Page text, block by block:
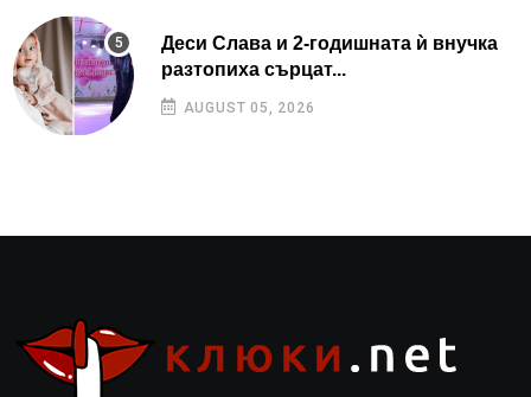
Деси Слава и 2-годишната ѝ внучка
разтопиха сърцат...
AUGUST 05, 2026